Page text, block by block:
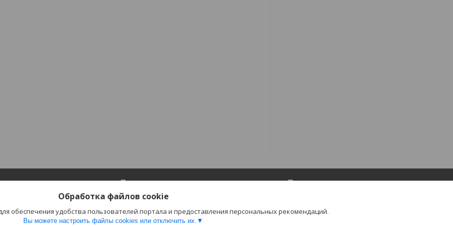
Полезное
Каталог
Отзывы
Популярное
Товары для депиляции
Обработка файлов cookie
обеспечения удобства пользователей портала и предоставления персональных рекомендаций.
Вы можете настроить файлы cookies или отключить их.